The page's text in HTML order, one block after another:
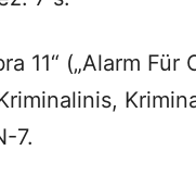
11“ („Alarm Für
7.